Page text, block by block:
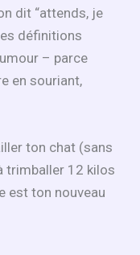
dit “attends, je
définitions
– parce
en souriant,
ton chat (sans
trimballer 12 kilos
est ton nouveau